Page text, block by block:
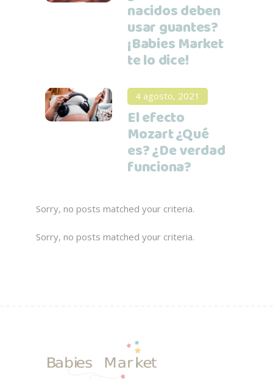
nacidos deben
usar guantes?
¡Babies Market
te lo dice!
4 agosto, 2021
El efecto
Mozart ¿Qué
es? ¿De verdad
funciona?
Sorry, no posts matched your criteria.
Sorry, no posts matched your criteria.